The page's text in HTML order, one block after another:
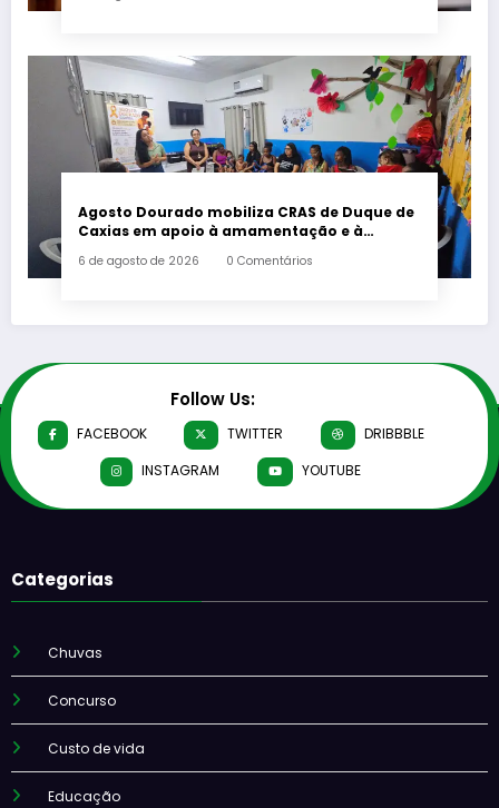
Agosto Dourado mobiliza CRAS de Duque de
Caxias em apoio à amamentação e à
6 de agosto de 2026 0 Comentários
Follow Us:
FACEBOOK TWITTER
DRIBBBLE
INSTAGRAM
YOUTUBE
Categorias
Chuvas
Concurso
Custo de vida
Educação